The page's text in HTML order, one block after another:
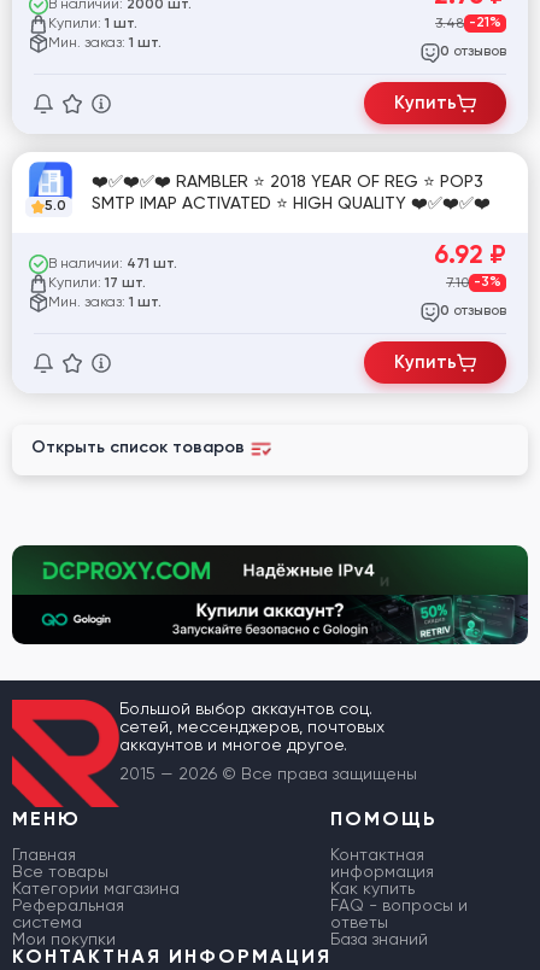
В наличии: 2000 шт.
Купили: 1 шт.
Мин. заказ: 1 шт.
3.48 -21%
0 отзывов
Купить
5.0
❤️✅❤️✅❤️ RAMBLER ⭐ 2018 YEAR OF REG ⭐ POP3
SMTP IMAP ACTIVATED ⭐ HIGH QUALITY ❤️✅❤️✅❤️
В наличии: 471 шт.
Купили: 17 шт.
Мин. заказ: 1 шт.
6.92 ₽
7.10 -3%
0 отзывов
Купить
Открыть список товаров
Большой выбор аккаунтов соц.
сетей, мессенджеров, почтовых
аккаунтов и многое другое.
2015 — 2026 © Все права защищены
МЕНЮ
Главная
Все товары
Категории магазина
Реферальная
система
Мои покупки
ПОМОЩЬ
Контактная
информация
Как купить
FAQ - вопросы и
ответы
База знаний
КОНТАКТНАЯ ИНФОРМАЦИЯ